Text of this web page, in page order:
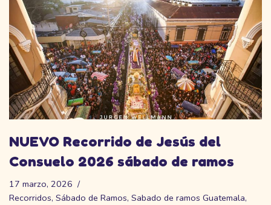
NUEVO Recorrido de Jesús del
Consuelo 2026 sábado de ramos
17 marzo, 2026
Recorridos, Sábado de Ramos, Sabado de ramos Guatemala,